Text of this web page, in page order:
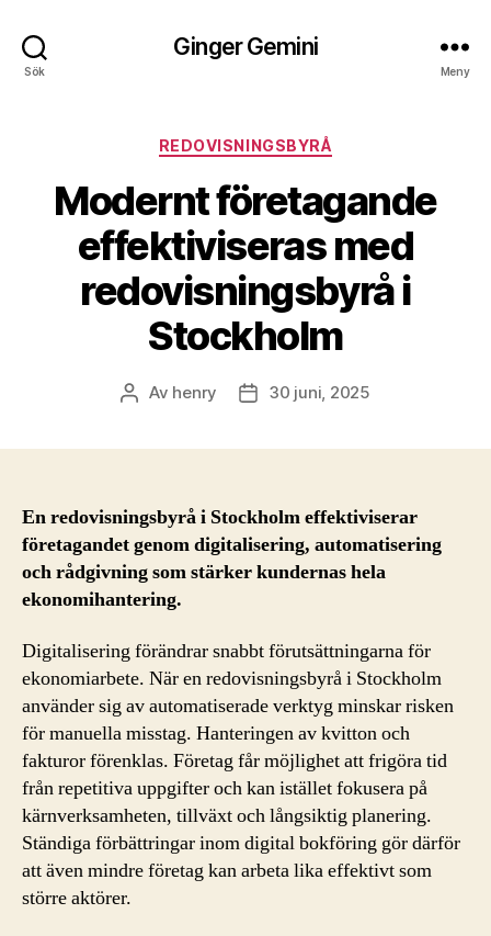
Sök
Ginger Gemini
Meny
Kategorier
REDOVISNINGSBYRÅ
Modernt företagande
effektiviseras med
redovisningsbyrå i
Stockholm
Inläggsförfattare
Av henry Inläggsdatum
30 juni, 2025
En redovisningsbyrå i Stockholm effektiviserar
företagandet genom digitalisering, automatisering
och rådgivning som stärker kundernas hela
ekonomihantering.
Digitalisering förändrar snabbt förutsättningarna för
ekonomiarbete. När en redovisningsbyrå i Stockholm
använder sig av automatiserade verktyg minskar risken
för manuella misstag. Hanteringen av kvitton och
fakturor förenklas. Företag får möjlighet att frigöra tid
från repetitiva uppgifter och kan istället fokusera på
kärnverksamheten, tillväxt och långsiktig planering.
Ständiga förbättringar inom digital bokföring gör därför
att även mindre företag kan arbeta lika effektivt som
större aktörer.